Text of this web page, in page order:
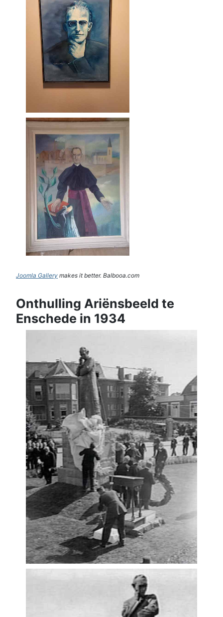
Joomla Gallery makes it better. Balbooa.com
Onthulling Ariënsbeeld te
Enschede in 1934